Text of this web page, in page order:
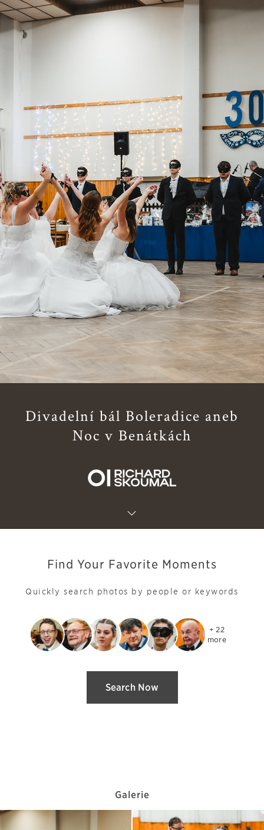
Divadelní bál Boleradice aneb
Noc v Benátkách
Find Your Favorite Moments
Quickly search photos by people or keywords
+ 22
more
Search Now
Galerie